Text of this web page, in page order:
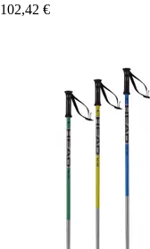
102,42 €